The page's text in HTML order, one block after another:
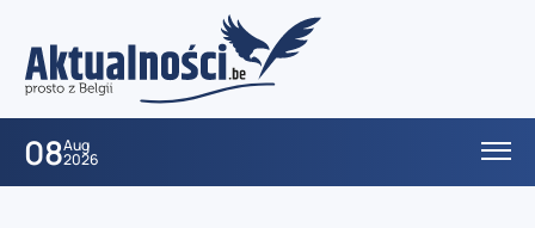
08Aug
2026